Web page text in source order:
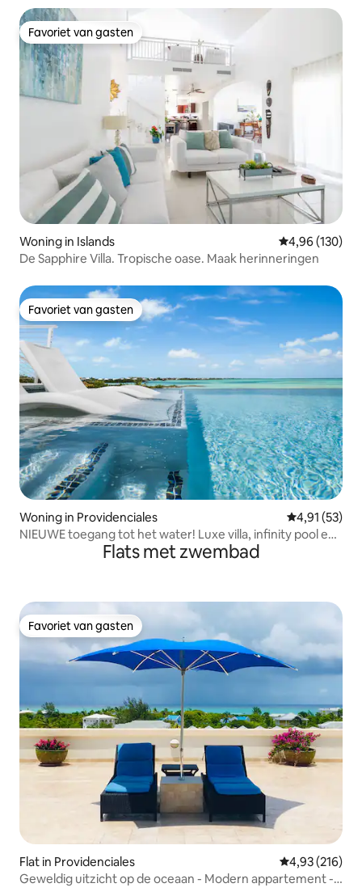
Favoriet van gasten
Favoriet van gasten
Woning in Islands Gemiddelde
4,96 (130)
De Sapphire Villa. Tropische oase. Maak herinneringen
Favoriet van gasten
Favoriet van gasten
Woning in Providenciales Gemiddelde
4,91 (53)
NIEUWE toegang tot het water! Luxe villa, infinity pool en
Flats met zwembad
Favoriet van gasten
Favoriet van gasten
Flat in Providenciales Gemiddelde
4,93 (216)
Geweldig uitzicht op de oceaan - Modern appartement -